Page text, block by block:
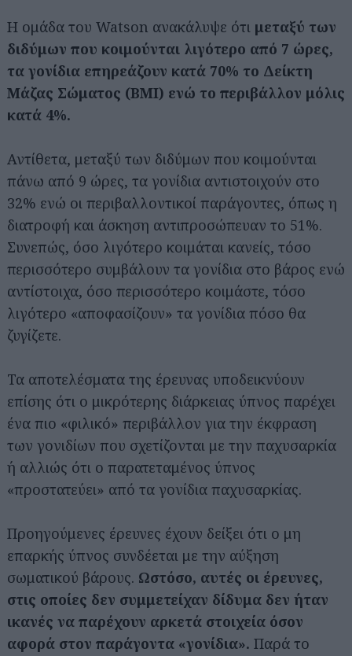
Η ομάδα του Watson ανακάλυψε ότι μεταξύ των
διδύμων που κοιμούνται λιγότερο από 7 ώρες,
τα γονίδια επηρεάζουν κατά 70% το Δείκτη
Μάζας Σώματος (BMI) ενώ το περιβάλλον μόλις
κατά 4%.
Αντίθετα, μεταξύ των διδύμων που κοιμούνται
πάνω από 9 ώρες, τα γονίδια αντιστοιχούν στο
32% ενώ οι περιβαλλοντικοί παράγοντες, όπως η
διατροφή και άσκηση αντιπροσώπευαν το 51%.
Συνεπώς, όσο λιγότερο κοιμάται κανείς, τόσο
περισσότερο συμβάλουν τα γονίδια στο βάρος ενώ
αντίστοιχα, όσο περισσότερο κοιμάστε, τόσο
λιγότερο «αποφασίζουν» τα γονίδια πόσο θα
ζυγίζετε.
Τα αποτελέσματα της έρευνας υποδεικνύουν
επίσης ότι ο μικρότερης διάρκειας ύπνος παρέχει
ένα πιο «φιλικό» περιβάλλον για την έκφραση
των γονιδίων που σχετίζονται με την παχυσαρκία
ή αλλιώς ότι ο παρατεταμένος ύπνος
«προστατεύει» από τα γονίδια παχυσαρκίας.
Προηγούμενες έρευνες έχουν δείξει ότι ο μη
επαρκής ύπνος συνδέεται με την αύξηση
σωματικού βάρους. Ωστόσο, αυτές οι έρευνες,
στις οποίες δεν συμμετείχαν δίδυμα δεν ήταν
ικανές να παρέχουν αρκετά στοιχεία όσον
αφορά στον παράγοντα «γονίδια». Παρά το